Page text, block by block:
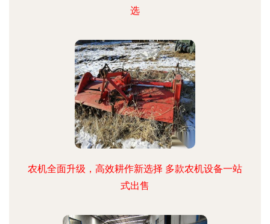
选
农机全面升级，高效耕作新选择 多款农机设备一站
式出售